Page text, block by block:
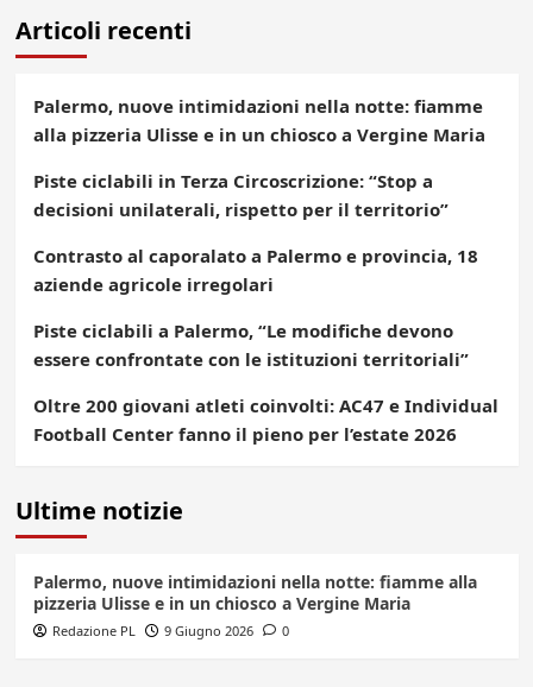
Articoli recenti
Palermo, nuove intimidazioni nella notte: fiamme
alla pizzeria Ulisse e in un chiosco a Vergine Maria
Piste ciclabili in Terza Circoscrizione: “Stop a
decisioni unilaterali, rispetto per il territorio”
Contrasto al caporalato a Palermo e provincia, 18
aziende agricole irregolari
Piste ciclabili a Palermo, “Le modifiche devono
essere confrontate con le istituzioni territoriali”
Oltre 200 giovani atleti coinvolti: AC47 e Individual
Football Center fanno il pieno per l’estate 2026
Ultime notizie
Palermo, nuove intimidazioni nella notte: fiamme alla
pizzeria Ulisse e in un chiosco a Vergine Maria
Redazione PL 9 Giugno 2026 0